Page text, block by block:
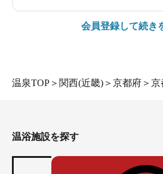
会員登録して続き
温泉TOP ＞ 関西(近畿) ＞ 京都府 ＞ 京
温浴施設を探す